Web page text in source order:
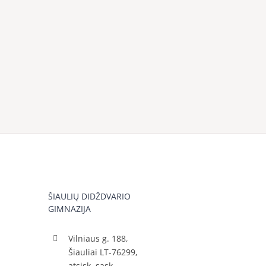
ŠIAULIŲ DIDŽDVARIO
GIMNAZIJA
Vilniaus g. 188,
Šiauliai LT-76299,